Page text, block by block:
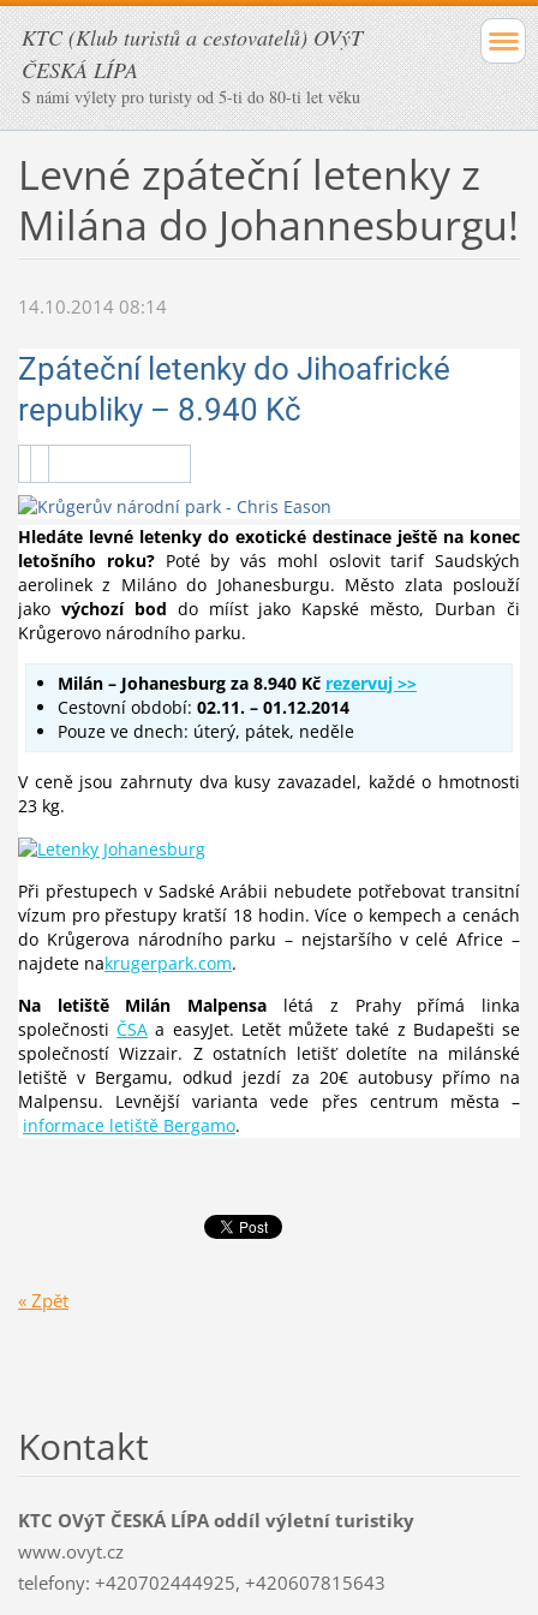
KTC (Klub turistů a cestovatelů) OVýT
ČESKÁ LÍPA
S námi výlety pro turisty od 5-ti do 80-ti let věku
Levné zpáteční letenky z
Milána do Johannesburgu!
14.10.2014 08:14
Zpáteční letenky do Jihoafrické
republiky – 8.940 Kč
Hledáte levné letenky do exotické destinace ještě na konec
letošního roku?Poté by vás mohl oslovit tarif Saudských
aerolinek z Miláno do Johanesburgu. Město zlata poslouží
jako výchozí bod do mííst jako Kapské město, Durban či
Krůgerovo národního parku.
Milán – Johanesburg za 8.940 Kč rezervuj >>
Cestovní období: 02.11. – 01.12.2014
Pouze ve dnech: úterý, pátek, neděle
V ceně jsou zahrnuty dva kusy zavazadel, každé o hmotnosti
23 kg.
Při přestupech v Sadské Arábii nebudete potřebovat transitní
vízum pro přestupy kratší 18 hodin. Více o kempech a cenách
do Krůgerova národního parku – nejstaršího v celé Africe –
najdete nakrugerpark.com.
Na letiště Milán Malpensa létá z Prahy přímá linka
společnostiČSA a easyJet. Letět můžete také z Budapešti se
společností Wizzair. Z ostatních letišť doletíte na milánské
letiště v Bergamu, odkud jezdí za 20€ autobusy přímo na
Malpensu. Levnější varianta vede přes centrum města –
informace letiště Bergamo.
« Zpět
Kontakt
KTC OVýT ČESKÁ LÍPA oddíl výletní turistiky
www.ovyt.cz
telefony: +420702444925, +420607815643